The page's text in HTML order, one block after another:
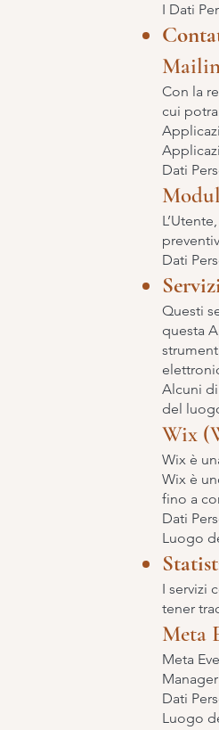
I Dati
Con la
cui
Dati
Dati
Questi
questa
Alcuni
del
Wix
Wix è
Wix è
fino a
Dati
Luogo
I servizi
tener
Meta
Meta
Dati
Luogo